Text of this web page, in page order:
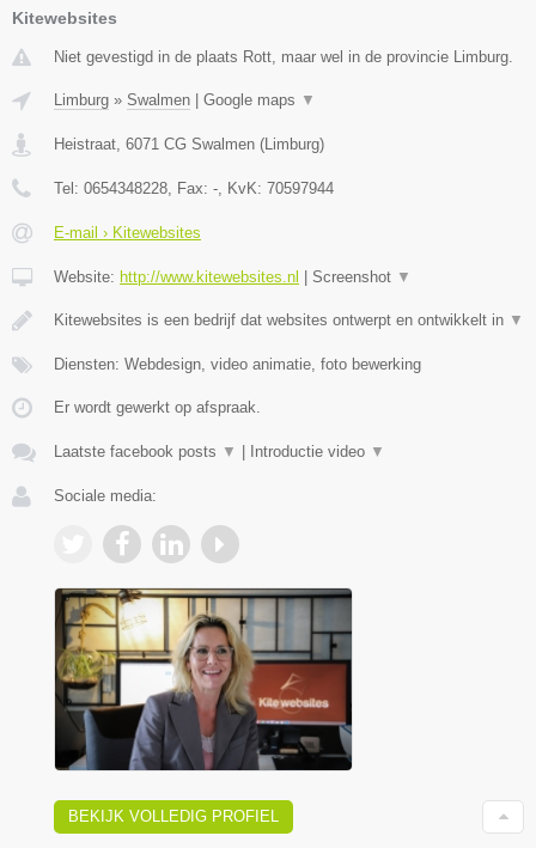
Kitewebsites
Niet gevestigd in de plaats Rott, maar wel in de provincie Limburg.
Limburg » Swalmen Google maps ▼
Heistraat, 6071 CG Swalmen (Limburg)
Tel: 0654348228, Fax: -, KvK: 70597944
E-mail › Kitewebsites
Website: http://www.kitewebsites.nl Screenshot ▼
Kitewebsites is een bedrijf dat websites ontwerpt en ontwikkelt in ▼
Diensten: Webdesign, video animatie, foto bewerking
Er wordt gewerkt op afspraak.
Laatste facebook posts ▼ Introductie video ▼
Sociale media:
BEKIJK VOLLEDIG PROFIEL